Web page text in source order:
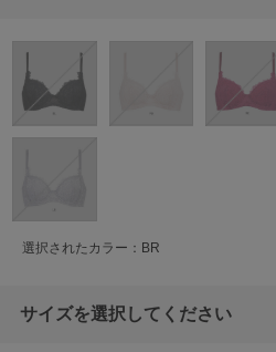
選択されたカラー：BR
サイズを選択してください